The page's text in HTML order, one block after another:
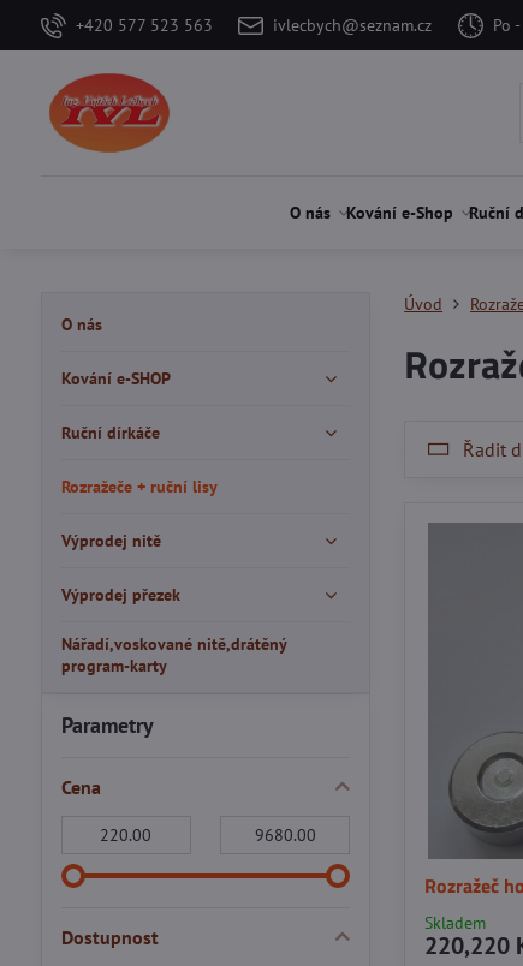
+420 577 523 563 ivlecbych@seznam.cz Po
O nás Kování e-Shop Ruční
Úvod
Řadit
Rozražeč
Skladem
220,220
Parametry
Cena
Dostupnost
O nás
Kování e-SHOP
Ruční dírkáče
Rozražeče + ruční lisy
Výprodej nitě
Výprodej přezek
Nářadí,voskované nitě,drátěný
program-karty